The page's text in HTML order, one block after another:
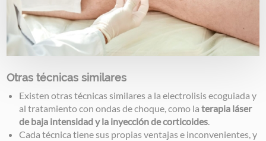
Otras técnicas similares
Existen otras técnicas similares a la electrolisis ecoguiada y
al tratamiento con ondas de choque, como laterapia láser
de baja intensidad y la inyección de corticoides.
Cada técnica tiene sus propias ventajas e inconvenientes, y